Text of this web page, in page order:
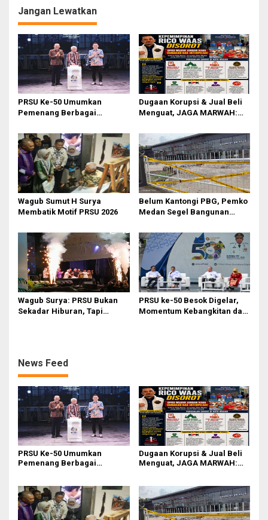
p
o
s
Jangan Lewatkan
PRSU Ke-50 Umumkan
Pemenang Berbagai
Dugaan Korupsi & Jual Beli
Menguat, JAGA MARWAH:
Dilantik di Kepemimpinan
Rico Waas
‎Wagub Sumut H Surya
Membatik Motif PRSU 2026
Belum Kantongi PBG, Pemko
Medan Segel Bangunan
Raja
Wagub Surya: PRSU Bukan
Sekadar Hiburan, Tapi
PRSU ke-50 Besok Digelar,
Momentum Kebangkitan dan
News Feed
PRSU Ke-50 Umumkan
Pemenang Berbagai
Dugaan Korupsi & Jual Beli
Menguat, JAGA MARWAH:
Rico Waas